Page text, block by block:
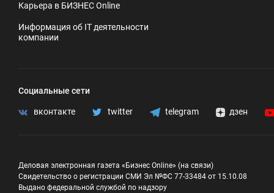
Карьера в БИЗНЕС Online
Информация об IT деятельности
компании
Социальные сети
вконтакте twitter telegram дзен
Деловая электронная газета «Бизнес Online» (на связи)
Свидетельство о регистрации СМИ Эл №ФС 77-33484 от 15.10.08
Выдано федеральной службой по надзору